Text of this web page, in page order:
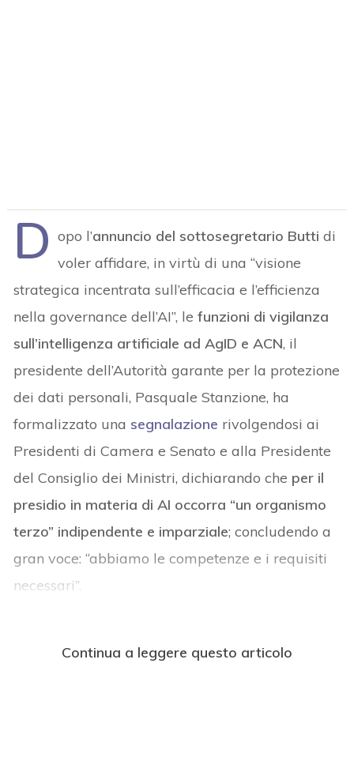
D opo l’annuncio del sottosegretario Butti di
voler affidare, in virtù di una “visione
strategica incentrata sull’efficacia e l’efficienza
nella governance dell’AI”, lefunzioni di vigilanza
sull’intelligenza artificiale ad AgID e ACN, il
presidente dell’Autorità garante per la protezione
dei dati personali, Pasquale Stanzione, ha
formalizzato una segnalazione rivolgendosi ai
Presidenti di Camera e Senato e alla Presidente
del Consiglio dei Ministri, dichiarando che per il
presidio in materia di AI occorra “un organismo
terzo” indipendente e imparziale; concludendo a
gran voce: “abbiamo le competenze e i requisiti
necessari”.
Continua a leggere questo articolo